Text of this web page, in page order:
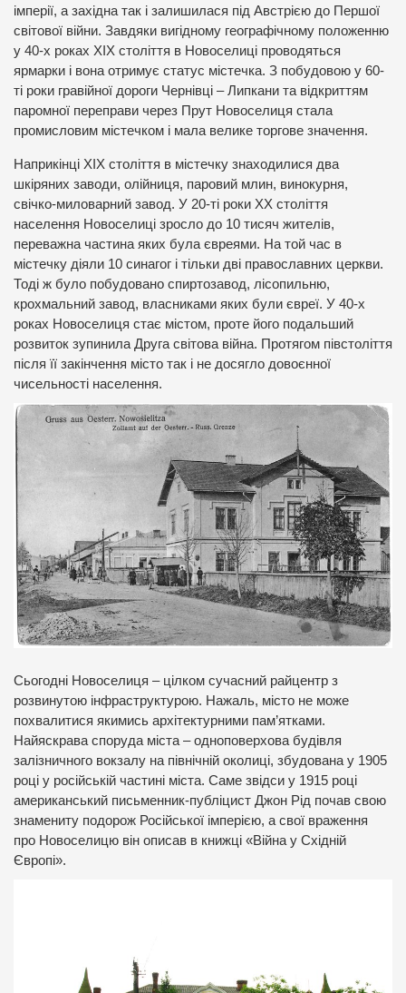
імперії, а західна так і залишилася під Австрією до Першої
світової війни. Завдяки вигідному географічному положенню
у 40-х роках ХІХ століття в Новоселиці проводяться
ярмарки і вона отримує статус містечка. З побудовою у 60-
ті роки гравійної дороги Чернівці – Липкани та відкриттям
паромної переправи через Прут Новоселиця стала
промисловим містечком і мала велике торгове значення.
Наприкінці ХІХ століття в містечку знаходилися два
шкіряних заводи, олійниця, паровий млин, винокурня,
свічко-миловарний завод. У 20-ті роки ХХ століття
населення Новоселиці зросло до 10 тисяч жителів,
переважна частина яких була євреями. На той час в
містечку діяли 10 синагог і тільки дві православних церкви.
Тоді ж було побудовано спиртозавод, лісопильню,
крохмальний завод, власниками яких були євреї. У 40-х
роках Новоселиця стає містом, проте його подальший
розвиток зупинила Друга світова війна. Протягом півстоліття
після її закінчення місто так і не досягло довоєнної
чисельності населення.
Сьогодні Новоселиця – цілком сучасний райцентр з
розвинутою інфраструктурою. Нажаль, місто не може
похвалитися якимись архітектурними пам’ятками.
Найяскрава споруда міста – одноповерхова будівля
залізничного вокзалу на північній околиці, збудована у 1905
році у російській частині міста. Саме звідси у 1915 році
американський письменник-публіцист Джон Рід почав свою
знамениту подорож Російської імперією, а свої враження
про Новоселицю він описав в книжці «Війна у Східній
Європі».